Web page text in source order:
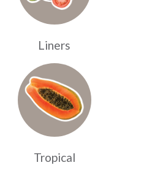
Liners
Tropical